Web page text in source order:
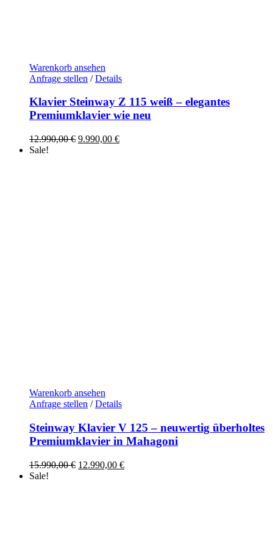
Warenkorb ansehen
Anfrage stellen / Details
Klavier Steinway Z 115 weiß – elegantes
Premiumklavier wie neu
12.990,00€ Ursprünglicher
9.990,00 €Aktueller
Sale!
Warenkorb ansehen
Anfrage stellen / Details
Steinway Klavier V 125 – neuwertig überholtes
Premiumklavier in Mahagoni
15.990,00€ Ursprünglicher
12.990,00 €Aktueller
Sale!